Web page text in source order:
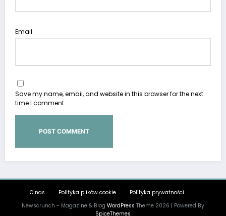
Email
Save my name, email, and website in this browser for the next
time I comment.
O nas Polityka plików cookie
Polityka prywatności
Newscrunch - Magazine & Blog WordPress Theme 2026 | Powered By
SpiceThemes